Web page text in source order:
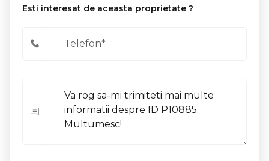
Esti interesat de aceasta proprietate ?